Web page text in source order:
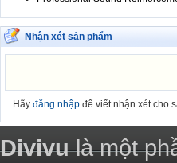
Nhận xét sản phẩm
Hãy đăng nhập để viết nhận xét cho
Divivulà một